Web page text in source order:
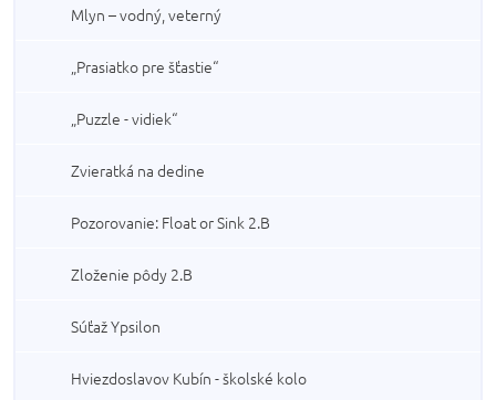
Mlyn – vodný, veterný
„Prasiatko pre šťastie“
„Puzzle - vidiek“
Zvieratká na dedine
Pozorovanie: Float or Sink 2.B
Zloženie pôdy 2.B
Súťaž Ypsilon
Hviezdoslavov Kubín - školské kolo